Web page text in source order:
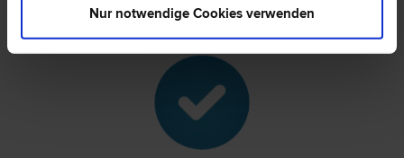
Nur notwendige Cookies verwenden